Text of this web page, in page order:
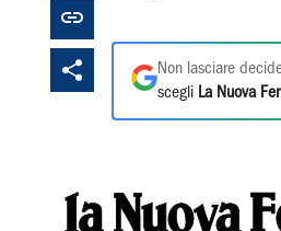
Non lasciare
scegli La Nuova